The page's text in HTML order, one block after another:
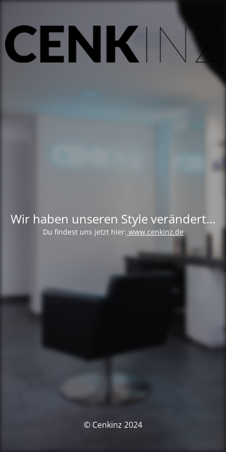
Wir haben unseren Style verändert...
Du findest uns jetzt hier: www.cenkinz.de
© Cenkinz 2024